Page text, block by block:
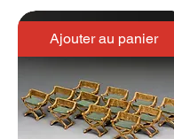
Ajouter au panier